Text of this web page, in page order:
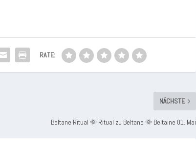
RATE:
NÄCHSTE
Beltane Ritual 🌞 Ritual zu Beltane 🌞 Beltaine 01. Mai